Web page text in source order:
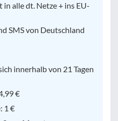
in alle dt. Netze + ins EU-
SMS von Deutschland
innerhalb von 21 Tagen
€
1 €